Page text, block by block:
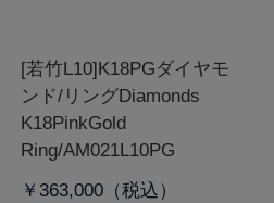
[若竹L10]K18PGダイヤモ
ンド/リングDiamonds
K18PinkGold
Ring/AM021L10PG
￥363,000